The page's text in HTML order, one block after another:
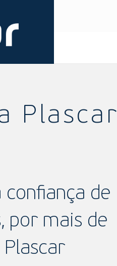
Plascar
confiança de
por mais de
Plascar